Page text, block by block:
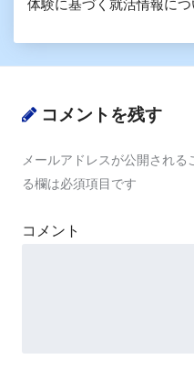
体験に基づく就活情報につ
コメントを残す
メールアドレスが公開される
る欄は必須項目です
コメント